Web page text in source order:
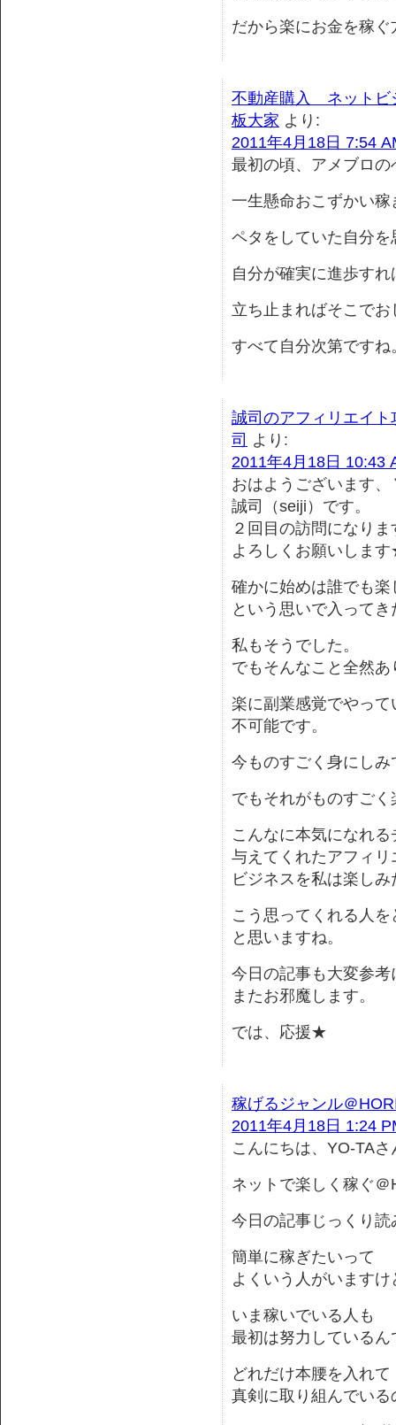
だから楽にお金を稼
不動産購入 ネット
板大家 より:
2011年4月18日 7:54
最初の頃、アメブロ
一生懸命おこずかい
ペタをしていた自分
自分が確実に進歩す
立ち止まればそこでお
すべて自分次第ですね
誠司のアフィリエイ
司 より:
2011年4月18日 10:43
おはようございます
誠司（seiji）です。
２回目の訪問になりま
よろしくお願いしま
確かに始めは誰でも楽
という思いで入って
私もそうでした。
でもそんなこと全然あ
楽に副業感覚でやって
不可能です。
今ものすごく身にし
でもそれがものすご
こんなに本気になれる
与えてくれたアフィリ
ビジネスを私は楽し
こう思ってくれる人
と思いますね。
今日の記事も大変参
またお邪魔します。
では、応援★
稼げるジャンル＠
2011年4月18日 1:24
こんにちは、YO-TAさ
ネットで楽しく稼ぐ
今日の記事じっくり読
簡単に稼ぎたいって
よくいう人がいますけ
いま稼いでいる人も
最初は努力しているん
どれだけ本腰を入れて
真剣に取り組んでいる